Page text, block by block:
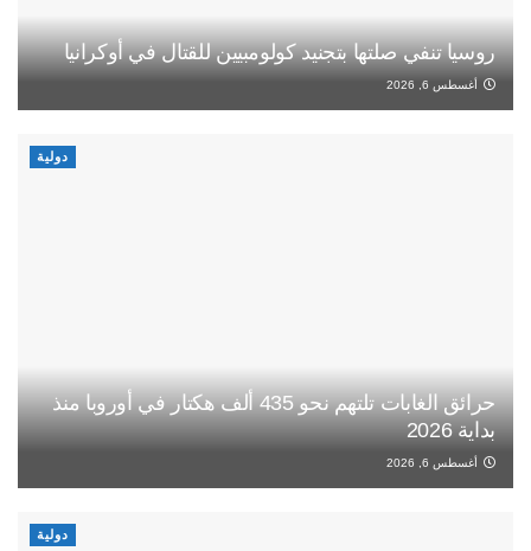
روسيا تنفي صلتها بتجنيد كولومبيين للقتال في أوكرانيا
أغسطس 6, 2026
دولية
حرائق الغابات تلتهم نحو 435 ألف هكتار في أوروبا منذ
بداية 2026
أغسطس 6, 2026
دولية